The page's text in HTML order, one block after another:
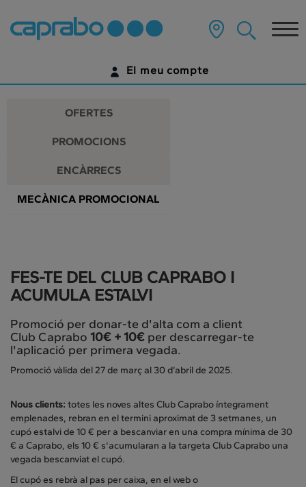
Promocions
descomptes
als
nostres
supermercats
contingut
pàgina
El meu compte
ENCARA NO TENS UN COMPTE DIGITAL?
OFERTES
PROMOCIONS
ENCÀRRECS
MECÀNICA PROMOCIONAL
FES-TE DEL CLUB CAPRABO I
ACUMULA ESTALVI
Promoció per donar-te d'alta com a client
Club Caprabo 10€ + 10€ per descarregar-te
l'aplicació per primera vegada.
Promoció vàlida del 27 de març al 30 d’abril de 2025.
Nous clients: totes les noves altes Club Caprabo íntegrament
emplenades, rebran en el termini aproximat de 3 setmanes, un
cupó estalvi de 10 € per a bescanviar en una compra mínima de 30
€ a Caprabo, els 10 € s'acumularan a la targeta Club Caprabo una
vegada bescanviat el cupó.
El cupó es rebrà al pas per caixa, en el web o